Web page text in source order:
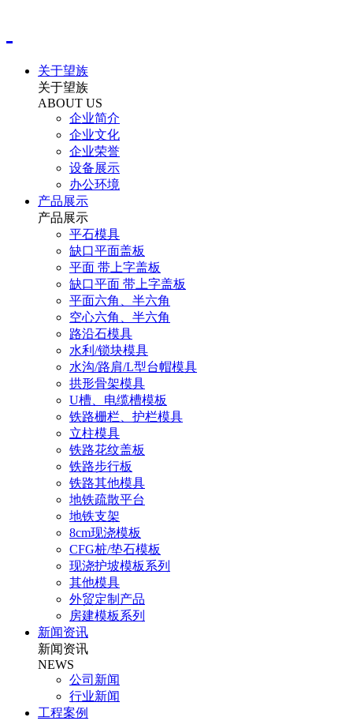
关于望族
关于望族
ABOUT US
企业简介
企业文化
企业荣誉
设备展示
办公环境
产品展示
产品展示
平石模具
缺口平面盖板
平面 带上字盖板
缺口平面 带上字盖板
平面六角、半六角
空心六角、半六角
路沿石模具
水利/锁块模具
水沟/路肩/L型台帽模具
拱形骨架模具
U槽、电缆槽模板
铁路栅栏、护栏模具
立柱模具
铁路花纹盖板
铁路步行板
铁路其他模具
地铁疏散平台
地铁支架
8cm现浇模板
CFG桩/垫石模板
现浇护坡模板系列
其他模具
外贸定制产品
房建模板系列
新闻资讯
新闻资讯
NEWS
公司新闻
行业新闻
工程案例